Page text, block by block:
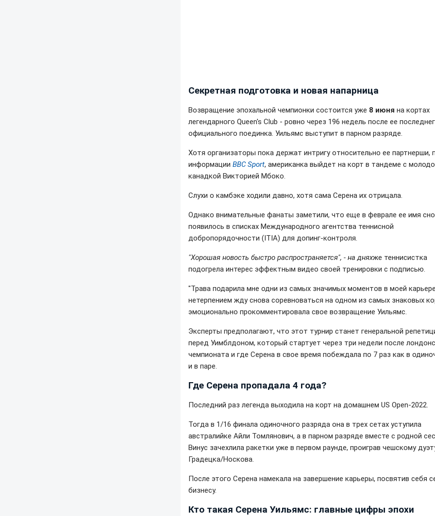
Секретная подготовка и новая напарница
Возвращение эпохальной чемпионки состоится уже 8 июня на кортах
легендарного Queen's Club - ровно через 196 недель после ее
официального поединка. Уильямс выступит в парном разряде.
Хотя организаторы пока держат интригу относительно ее партнерши,
информации BBC Sport, американка выйдет на корт в тандеме с
канадкой Викторией Мбоко.
Слухи о камбэке ходили давно, хотя сама Серена их отрицала.
Однако внимательные фанаты заметили, что еще в феврале ее имя
появилось в списках Международного агентства теннисной
добропорядочности (ITIA) для допинг-контроля.
"Хорошая новость быстро распространяется", - на дняхже теннисистка
подогрела интерес эффектным видео своей тренировки с подписью.
"Трава подарила мне одни из самых значимых моментов в моей
нетерпением жду снова соревноваться на одном из самых знаковых
эмоционально прокомментировала свое возвращение Уильямс.
Эксперты предполагают, что этот турнир станет генеральной
перед Уимблдоном, который стартует через три недели после
чемпионата и где Серена в свое время побеждала по 7 раз как в
и в паре.
Где Серена пропадала 4 года?
Последний раз легенда выходила на корт на домашнем US Open-2022.
Тогда в 1/16 финала одиночного разряда она в трех сетах уступила
австралийке Айли Томлянович, а в парном разряде вместе с родной
Винус зачехлила ракетки уже в первом раунде, проиграв чешскому
Градецка/Носкова.
После этого Серена намекала на завершение карьеры, посвятив себя
бизнесу.
Кто такая Серена Уильямс: главные цифры эпохи